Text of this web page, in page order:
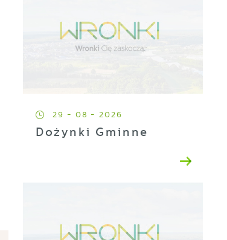
29 - 08 - 2026
Dożynki Gminne